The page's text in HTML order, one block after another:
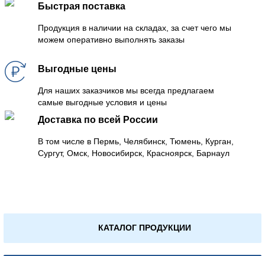
Быстрая поставка
Продукция в наличии на складах, за счет чего мы
можем оперативно выполнять заказы
Выгодные цены
Для наших заказчиков мы всегда предлагаем
самые выгодные условия и цены
Доставка по всей России
В том числе в Пермь, Челябинск, Тюмень, Курган,
Сургут, Омск, Новосибирск, Красноярск, Барнаул
КАТАЛОГ ПРОДУКЦИИ